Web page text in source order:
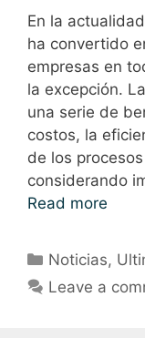
En la
ha convertido
empresas en
la excepción.
una serie de
costos, la
de los
considerando
Read more
Noticias,
Leave a